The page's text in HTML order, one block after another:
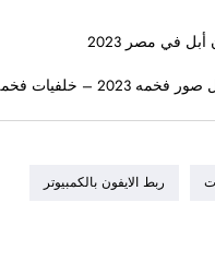
في مصر 2023
خلفيات فخمة، تحميل صور فخمه 2023
ربط الايفون بالكمبيوتر